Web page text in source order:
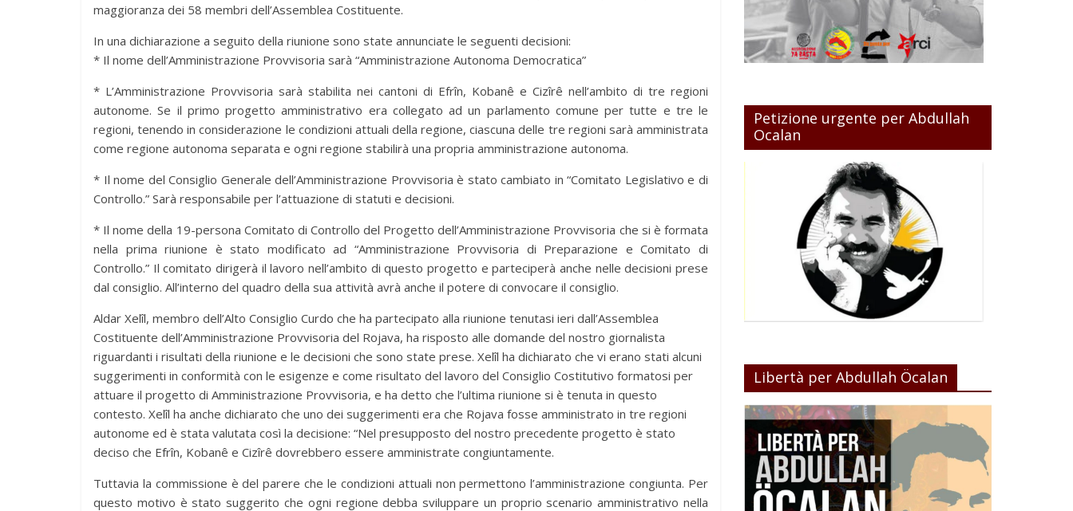
maggioranza dei 58 membri dell’Assemblea Costituente.
In una dichiarazione a seguito della riunione sono state annunciate le seguenti decisioni:
* Il nome dell’Amministrazione Provvisoria sarà “Amministrazione Autonoma Democratica”
* L’Amministrazione Provvisoria sarà stabilita nei cantoni di Efrîn, Kobanê e Cizîrê nell’ambito di tre regioni
autonome. Se il primo progetto amministrativo era collegato ad un parlamento comune per tutte e tre le
regioni, tenendo in considerazione le condizioni attuali della regione, ciascuna delle tre regioni sarà amministrata
come regione autonoma separata e ogni regione stabilirà una propria amministrazione autonoma.
* Il nome del Consiglio Generale dell’Amministrazione Provvisoria è stato cambiato in “Comitato Legislativo e di
Controllo.” Sarà responsabile per l’attuazione di statuti e decisioni.
* Il nome della 19-persona Comitato di Controllo del Progetto dell’Amministrazione Provvisoria che si è formata
nella prima riunione è stato modificato ad “Amministrazione Provvisoria di Preparazione e Comitato di
Controllo.” Il comitato dirigerà il lavoro nell’ambito di questo progetto e parteciperà anche nelle decisioni prese
dal consiglio. All’interno del quadro della sua attività avrà anche il potere di convocare il consiglio.
Aldar Xelîl, membro dell’Alto Consiglio Curdo che ha partecipato alla riunione tenutasi ieri dall’Assemblea
Costituente dell’Amministrazione Provvisoria del Rojava, ha risposto alle domande del nostro giornalista
riguardanti i risultati della riunione e le decisioni che sono state prese. Xelîl ha dichiarato che vi erano stati alcuni
suggerimenti in conformità con le esigenze e come risultato del lavoro del Consiglio Costitutivo formatosi per
attuare il progetto di Amministrazione Provvisoria, e ha detto che l’ultima riunione si è tenuta in questo
contesto. Xelîl ha anche dichiarato che uno dei suggerimenti era che Rojava fosse amministrato in tre regioni
autonome ed è stata valutata così la decisione: “Nel presupposto del nostro precedente progetto è stato
deciso che Efrîn, Kobanê e Cizîrê dovrebbero essere amministrate congiuntamente.
Tuttavia la commissione è del parere che le condizioni attuali non permettono l’amministrazione congiunta. Per
questo motivo è stato suggerito che ogni regione debba sviluppare un proprio scenario amministrativo nella
Petizione urgente per Abdullah
Ocalan
Libertà per Abdullah Öcalan